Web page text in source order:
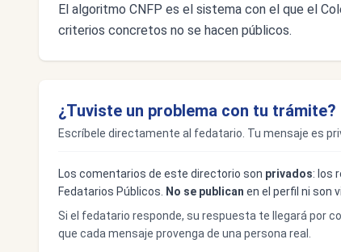
El algoritmo CNFP es el sistema con el que el
criterios concretos no se hacen públicos.
¿Tuviste un problema con tu trámite?
Escríbele directamente al fedatario. Tu mensaje es
Los comentarios de este directorio son privados: los
Fedatarios Públicos.
No se publican en el perfil ni son
Si el fedatario responde, su respuesta te llegará por
que cada mensaje provenga de una persona real.